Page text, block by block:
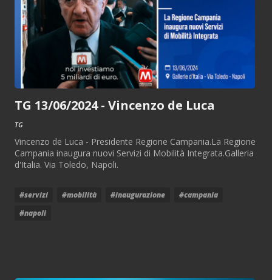
TG 13/06/2024 - Vincenzo de Luca
TG
Vincenzo de Luca - Presidente Regione Campania.La Regione
Campania inaugura nuovi Servizi di Mobilità Integrata.Galleria
d'Italia. Via Toledo, Napoli.
#servizi #mobilità #inaugurazione
#campania
#napoli